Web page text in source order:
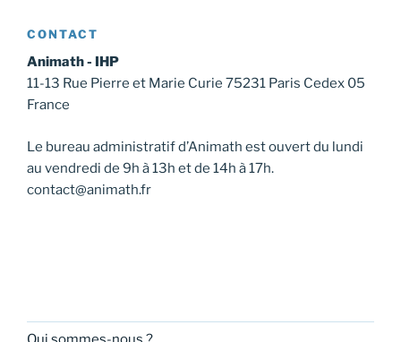
CONTACT
Animath - IHP
11-13 Rue Pierre et Marie Curie 75231 Paris Cedex 05
France
Le bureau administratif d’Animath est ouvert du lundi
au vendredi de 9h à 13h et de 14h à 17h.
contact@animath.fr